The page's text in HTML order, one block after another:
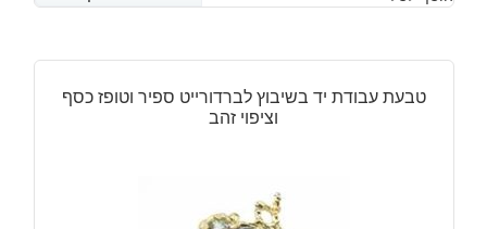
טבעת עבודת יד בשיבוץ לברדורייט ספיר וטופז כסף
וציפוי זהב